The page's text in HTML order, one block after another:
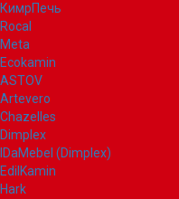
КимрПечь
Rocal
Meta
Ecokamin
ASTOV
Artevero
Chazelles
Dimplex
IDaMebel (Dimplex)
EdilKamin
Hark